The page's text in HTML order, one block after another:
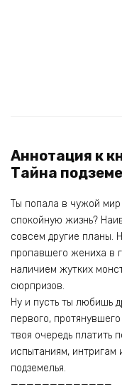
Аннотация к
Тайна
Ты попала в чужой
спокойную жизнь?
совсем другие планы.
пропавшего жениха в
наличием жутких
сюрпризов.
Ну и пусть ты любишь
первого,
твоя очередь платить
испытаниям, интригам
подземелья.
—————————————